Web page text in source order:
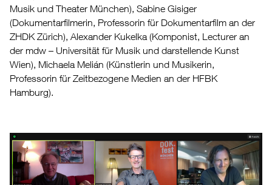
Musik und Theater München), Sabine Gisiger
(Dokumentarfilmerin, Professorin für Dokumentarfilm an der
ZHDK Zürich), Alexander Kukelka (Komponist, Lecturer an
der mdw – Universität für Musik und darstellende Kunst
Wien), Michaela Melián (Künstlerin und Musikerin,
Professorin für Zeitbezogene Medien an der HFBK
Hamburg).